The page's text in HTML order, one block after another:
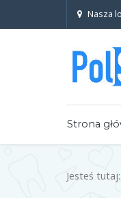
Nasza
Strona
Jesteś tutaj: